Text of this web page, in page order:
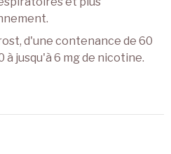
d'une contenance de 60
à jusqu'à 6 mg de nicotine.